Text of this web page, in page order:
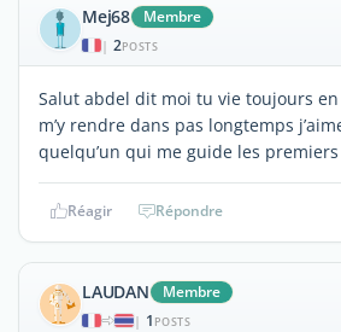
Mej68 Membre
| 2POSTS
Salut abdel dit moi tu vie toujours en
m’y rendre dans pas longtemps
quelqu’un qui me guide les
Réagir Répondre
LAUDAN Membre
| 1 POSTS